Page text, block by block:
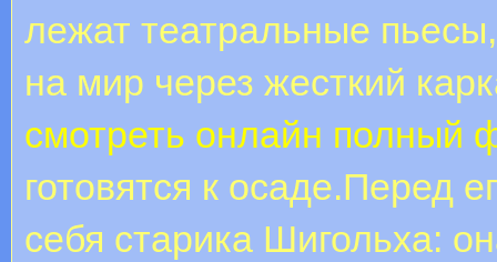
лежат театральные
на мир через жесткий
смотреть онлайн полный
готовятся к осаде.Перед
себя старика Шигольха: